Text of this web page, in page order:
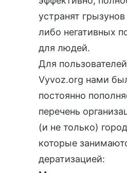
устранят
либо негативных
для людей.
Для
Vyvoz.org нами
постоянно
перечень
(и не только)
которые
дератизацией: